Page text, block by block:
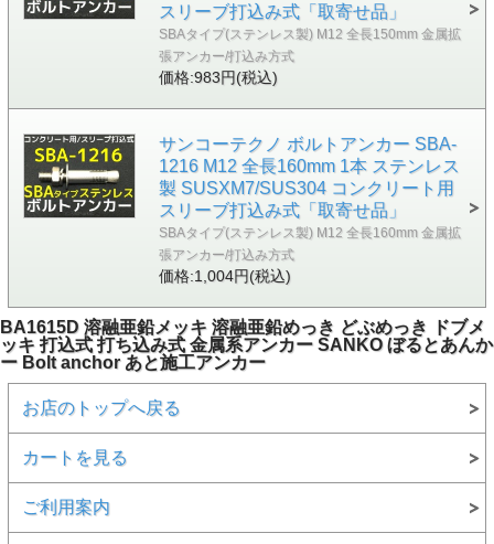
スリーブ打込み式「取寄せ品」
SBAタイプ(ステンレス製) M12 全長150mm 金属拡
張アンカー/打込み方式
価格:983円(税込)
サンコーテクノ ボルトアンカー SBA-
1216 M12 全長160mm 1本 ステンレス
製 SUSXM7/SUS304 コンクリート用
スリーブ打込み式「取寄せ品」
SBAタイプ(ステンレス製) M12 全長160mm 金属拡
張アンカー/打込み方式
価格:1,004円(税込)
BA1615D 溶融亜鉛メッキ 溶融亜鉛めっき どぶめっき ドブメ
ッキ 打込式 打ち込み式 金属系アンカー SANKO ぼるとあんか
ー Bolt anchor あと施工アンカー
お店のトップへ戻る
カートを見る
ご利用案内